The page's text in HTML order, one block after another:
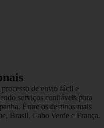
de envio fácil e
serviços confiáveis para
Entre os destinos mais
Brasil, Cabo Verde e França.